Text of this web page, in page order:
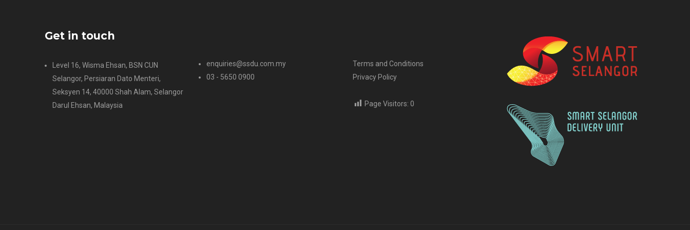
Get in touch
Level 16, Wisma Ehsan, BSN CUN
Selangor, Persiaran Dato Menteri,
Seksyen 14, 40000 Shah Alam, Selangor
Darul Ehsan, Malaysia
enquiries@ssdu.com.my
03 - 5650 0900
Terms and Conditions
Privacy Policy
Page Visitors: 0